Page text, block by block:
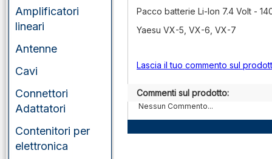
Amplificatori
lineari
Antenne
Cavi
Connettori
Adattatori
Contenitori per
elettronica
Pacco batterie Li-Ion 7.4 Volt -
Yaesu VX-5, VX-6, VX-7
Lascia il tuo commento sul
Commenti sul prodotto:
Nessun Commento...